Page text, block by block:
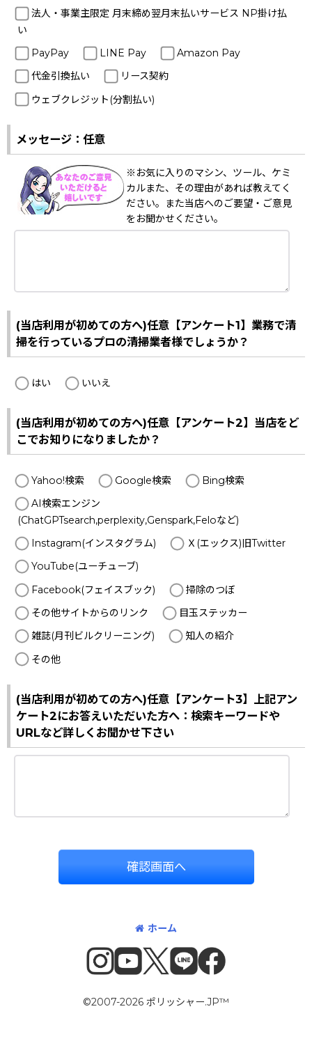
法人・事業主限定 月末締め翌月末払いサービス NP掛け払
い
PayPay
LINE Pay
Amazon Pay
代金引換払い
リース契約
ウェブクレジット(分割払い)
メッセージ：任意
※お気に入りのマシン、ツール、ケミ
カルまた、その理由があれば教えてく
ださい。また当店へのご要望・ご意見
をお聞かせください。
(当店利用が初めての方へ)任意【アンケート1】業務で清
掃を行っているプロの清掃業者様でしょうか？
はい いいえ
(当店利用が初めての方へ)任意【アンケート2】当店をど
こでお知りになりましたか？
Yahoo!検索 Google検索
Bing検索
AI検索エンジン
(ChatGPTsearch,perplexity,Genspark,Feloなど)
Instagram(インスタグラム)
Ｘ(エックス)旧Twitter
YouTube(ユーチューブ)
Facebook(フェイスブック)
掃除のつぼ
その他サイトからのリンク
目玉ステッカー
雑誌(月刊ビルクリーニング)
知人の紹介
その他
(当店利用が初めての方へ)任意【アンケート3】上記アン
ケート2にお答えいただいた方へ：検索キーワードや
URLなど詳しくお聞かせ下さい
確認画面へ
ホーム
©2007-2026 ポリッシャー.JP™